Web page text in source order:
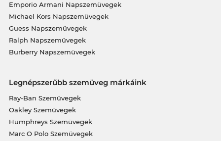
Emporio Armani Napszemüvegek
Michael Kors Napszemüvegek
Guess Napszemüvegek
Ralph Napszemüvegek
Burberry Napszemüvegek
Legnépszerűbb szemüveg márkáink
Ray-Ban Szemüvegek
Oakley Szemüvegek
Humphreys Szemüvegek
Marc O Polo Szemüvegek